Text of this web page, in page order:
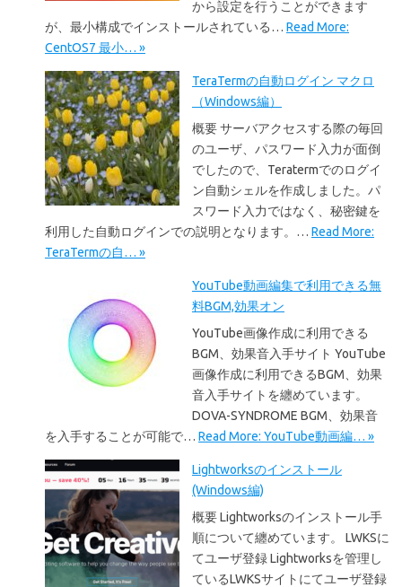
から設定を行うことができます
が、最小構成でインストールされている… Read More:
CentOS7 最小… »
TeraTermの自動ログイン マクロ
（Windows編）
概要 サーバアクセスする際の毎回
のユーザ、パスワード入力が面倒
でしたので、Teratermでのログイ
ン自動シェルを作成しました。パ
スワード入力ではなく、秘密鍵を
利用した自動ログインでの説明となります。… Read More:
TeraTermの自… »
YouTube動画編集で利用できる無
料BGM,効果オン
YouTube画像作成に利用できる
BGM、効果音入手サイト YouTube
画像作成に利用できるBGM、効果
音入手サイトを纏めています。
DOVA-SYNDROME BGM、効果音
を入手することが可能で… Read More: YouTube動画編… »
Lightworksのインストール
(Windows編)
概要 Lightworksのインストール手
順について纏めています。 LWKSに
てユーザ登録 Lightworksを管理し
ているLWKSサイトにてユーザ登録